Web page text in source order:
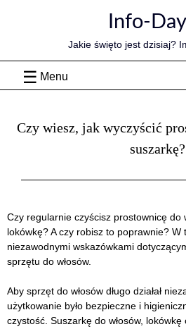
Info-
Jakie święto jest dzisiaj?
Menu
Czy wiesz, jak wyczyścić
suszarkę?
Czy regularnie czyścisz prostownicę do
lokówkę? A czy robisz to poprawnie? W
niezawodnymi wskazówkami
sprzętu do włosów.
Aby sprzęt do włosów długo działał
użytkowanie było bezpieczne i
czystość. Suszarkę do włosów,